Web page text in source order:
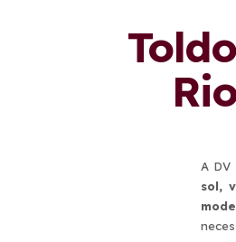
A
sol,